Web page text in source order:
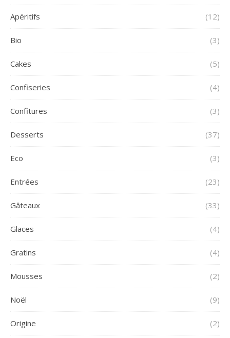
Apéritifs (12)
Bio (3)
Cakes (5)
Confiseries (4)
Confitures (3)
Desserts (37)
Eco (3)
Entrées (23)
Gâteaux (33)
Glaces (4)
Gratins (4)
Mousses (2)
Noël (9)
Origine (2)